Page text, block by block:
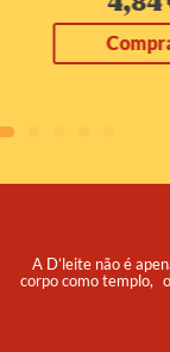
A D’leite não é
corpo como templo,